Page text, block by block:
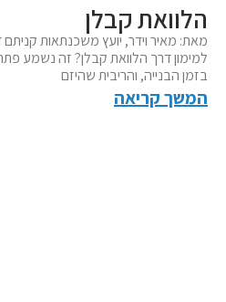
הלוואת קבלן
מאת: מאיר וידר, יועץ משכנתאות קניתם
למימון דרך הלוואת קבלן? זה נשמע
בזמן הבנייה, והריבית שהיזם
המשך קריאה